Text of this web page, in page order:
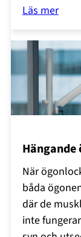
Läs mer
När
båda
där de
inte